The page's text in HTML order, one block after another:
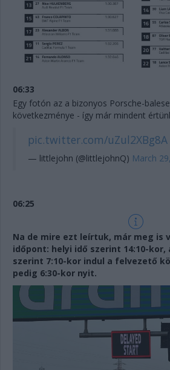
06:33
Egy fotón az a bizonyos Porsche-
következménye - így már mindent
pic.twitter.com/uZul2XBg8A
— littlejohn (@littlejohnQ) March
06:25
Na de mire ezt leírtuk, már meg is
időpont: helyi idő szerint 14:10-kor,
szerint 7:10-kor indul a felvezető
pedig 6:30-kor nyit.